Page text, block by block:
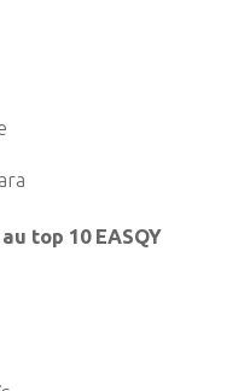
au top 10 EASQY